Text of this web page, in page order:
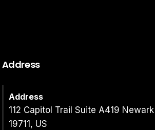
Address
Address
112 Capitol Trail Suite A419 Newark
19711, US